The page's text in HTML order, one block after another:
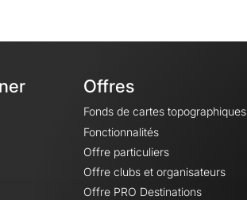
Offres
Fonds de cartes topographiques
Fonctionnalités
Offre particuliers
Offre clubs et organisateurs
Offre PRO Destinations